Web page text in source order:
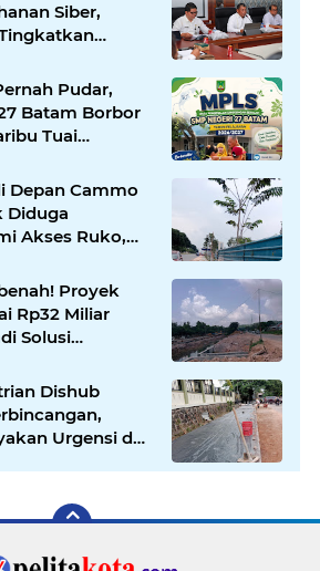
Siber,
Pudar,
Batam Borbor
Tuai
Depan Cammo
Diduga
Akses Ruko,
Proyek
Rp32 Miliar
Solusi
Dishub
Urgensi dan